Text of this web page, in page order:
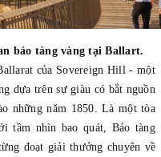
bảo tàng vàng tại Ballart.
của Sovereign Hill - một
dựa trên sự giàu có bắt nguồn
những năm 1850. Là một tòa
tầm nhìn bao quát, Bảo tàng
đoạt giải thưởng chuyên về